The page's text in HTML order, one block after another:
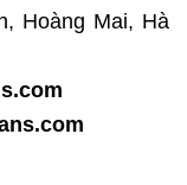
Hoàng Mai, Hà